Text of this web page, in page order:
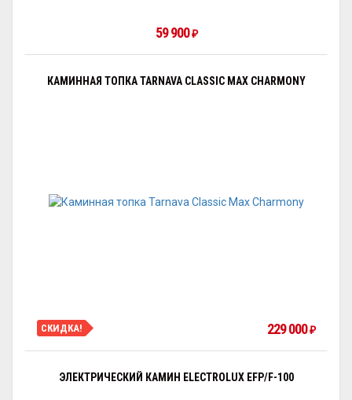
59 900 ₽
КАМИННАЯ ТОПКА TARNAVA CLASSIC MAX CHARMONY
СКИДКА! 229 000 ₽
ЭЛЕКТРИЧЕСКИЙ КАМИН ELECTROLUX EFP/F-100